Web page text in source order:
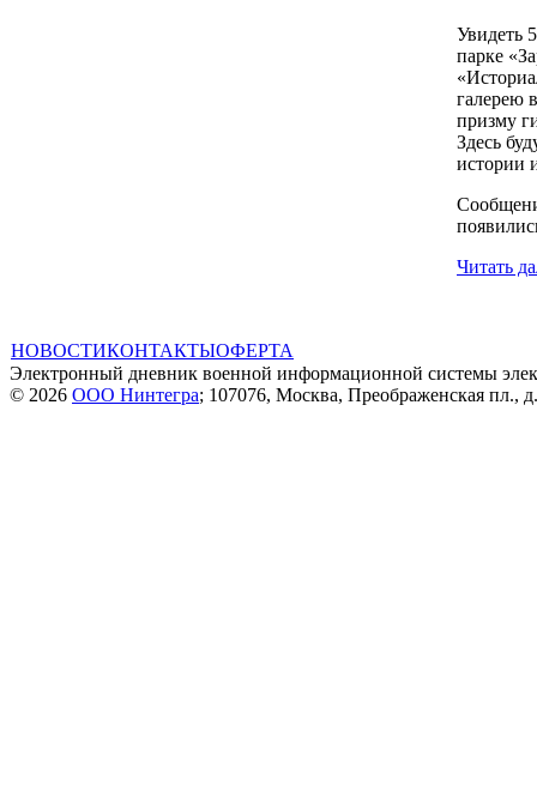
Увидеть
парке
галерею
призму
Здесь
истории
Читать
НОВОСТИКОНТАКТЫОФЕРТА
Электронный дневник военной информационной системы
© 2026 ООО Нинтегра; 107076, Москва, Преображенская пл.,